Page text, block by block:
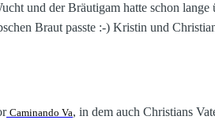
und der Bräutigam hatte schon lange
Braut passte :-) Kristin und
Caminando Va, in dem auch Christians